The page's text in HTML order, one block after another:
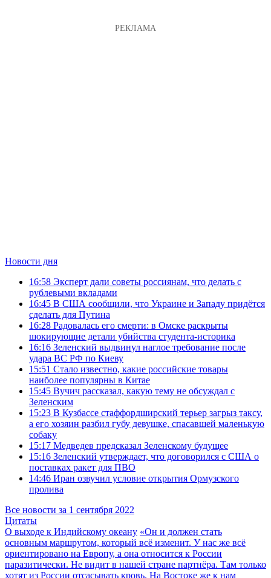
Новости дня
16:58 Эксперт дали советы россиянам, что делать с
рублевыми вкладами
16:45 В США сообщили, что Украине и Западу придётся
сделать для Путина
16:28 Радовалась его смерти: в Омске раскрыты
шокирующие детали убийства студента‑историка
16:16 Зеленский выдвинул наглое требование после
удара ВС РФ по Киеву
15:51 Стало известно, какие российские товары
наиболее популярны в Китае
15:45 Вучич рассказал, какую тему не обсуждал с
Зеленским
15:23 В Кузбассе стаффордширский терьер загрыз таксу,
а его хозяин разбил губу девушке, спасавшей маленькую
собаку
15:17 Медведев предсказал Зеленскому будущее
15:16 Зеленский утверждает, что договорился с США о
поставках ракет для ПВО
14:46 Иран озвучил условие открытия Ормузского
пролива
Все новости за 1 сентября 2022
Цитаты
О выходе к Индийскому океану «Он и должен стать
основным маршрутом, который всё изменит. У нас же всё
ориентировано на Европу, а она относится к России
паразитически. Не видит в нашей стране партнёра. Там только
хотят из России отсасывать кровь. На Востоке же к нам